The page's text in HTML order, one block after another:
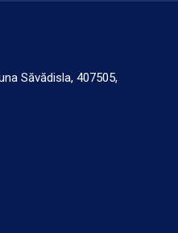
Săvădisla, 407505,